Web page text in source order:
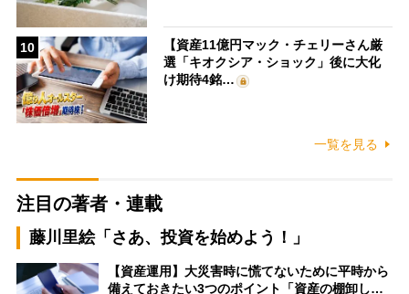
10
【資産11億円マック・チェリーさん厳
選「キオクシア・ショック」後に大化
け期待4銘…
一覧を見る
注目の著者・連載
藤川里絵「さあ、投資を始めよう！」
【資産運用】大災害時に慌てないために平時から
備えておきたい3つのポイント「資産の棚卸し…